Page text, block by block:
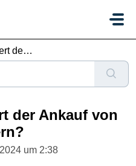
der Ankauf von
um 2:38